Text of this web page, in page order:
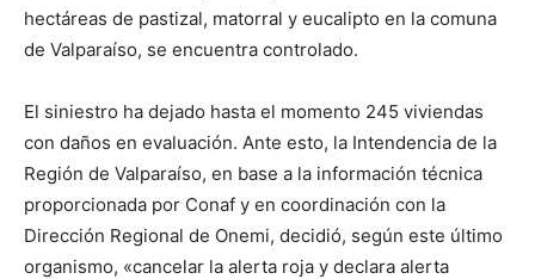
hectáreas de pastizal, matorral y eucalipto en la comuna
de Valparaíso, se encuentra controlado.
El siniestro ha dejado hasta el momento 245 viviendas
con daños en evaluación. Ante esto, la Intendencia de la
Región de Valparaíso, en base a la información técnica
proporcionada por Conaf y en coordinación con la
Dirección Regional de Onemi, decidió, según este último
organismo, «cancelar la alerta roja y declara alerta